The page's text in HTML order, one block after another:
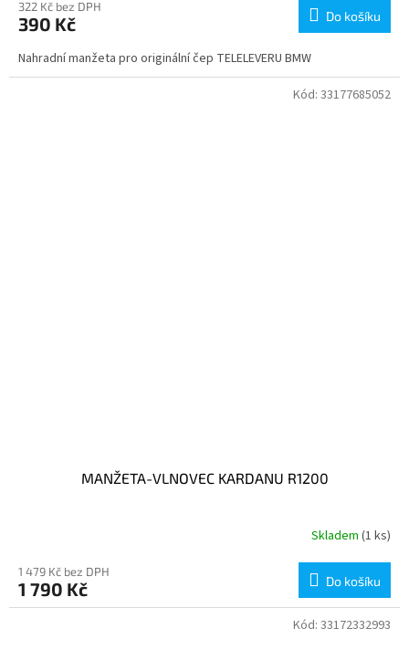
322 Kč bez DPH
390 Kč Do košíku
Nahradní manžeta pro originální čep TELELEVERU BMW
MANŽETA-VLNOVEC KARDANU R1200
Skladem (1 ks)
1 479 Kč bez DPH
1 790 Kč Do košíku
Kód: 33177685052
Kód: 33172332993